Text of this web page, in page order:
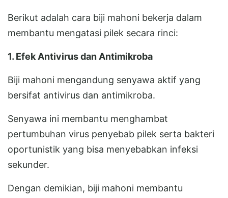
Berikut adalah cara biji mahoni bekerja dalam
membantu mengatasi pilek secara rinci:
1. Efek Antivirus dan Antimikroba
Biji mahoni mengandung senyawa aktif yang
bersifat antivirus dan antimikroba.
Senyawa ini membantu menghambat
pertumbuhan virus penyebab pilek serta bakteri
oportunistik yang bisa menyebabkan infeksi
sekunder.
Dengan demikian, biji mahoni membantu